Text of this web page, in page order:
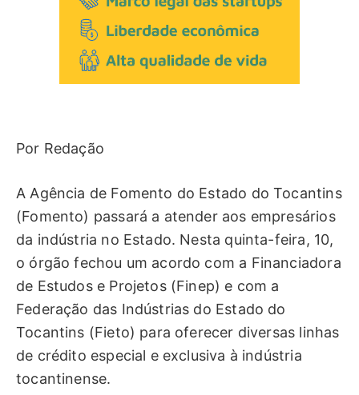
Por Redação
A Agência de Fomento do Estado do Tocantins
(Fomento) passará a atender aos empresários
da indústria no Estado. Nesta quinta-feira, 10,
o órgão fechou um acordo com a Financiadora
de Estudos e Projetos (Finep) e com a
Federação das Indústrias do Estado do
Tocantins (Fieto) para oferecer diversas linhas
de crédito especial e exclusiva à indústria
tocantinense.